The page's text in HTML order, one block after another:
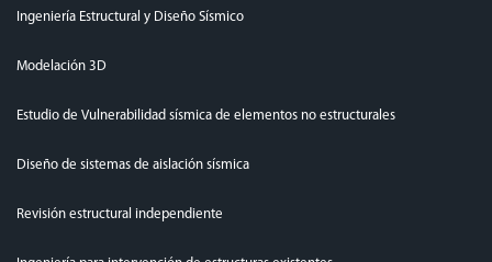
Ingeniería Estructural y Diseño Sísmico
Modelación 3D
Estudio de Vulnerabilidad sísmica de elementos no estructurales
Diseño de sistemas de aislación sísmica
Revisión estructural independiente